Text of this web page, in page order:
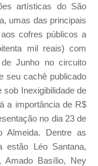
artísticas do São
umas das principais
cofres públicos a
mil reais) com
Junho no circuito
seu cachê publicado
Inexigibilidade de
a importância de R$
no dia 23 de
Almeida. Dentre as
estão Léo Santana,
Amado Basílio, Ney